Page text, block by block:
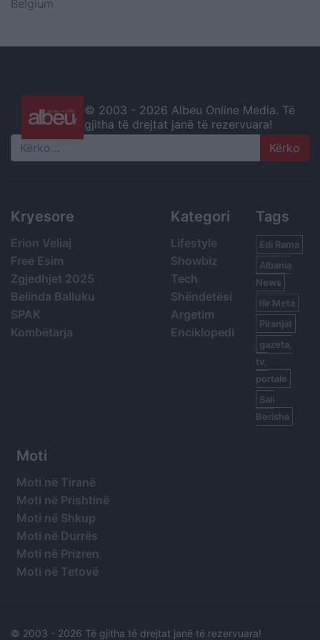
Belgium
© 2003 - 2026 Albeu Online Media. Të
gjitha të drejtat janë të rezervuara!
Search
Kryesore
Erion Veliaj
Free Esim
Zgjedhjet 2025
Belinda Balluku
SPAK
Kombëtarja
Kategori
Lifestyle
Showbiz
Tech
Shëndetësi
Argetim
Enciklopedi
Tags
Edi Rama
Albania
News
Ilir Meta
Piranjat
gazeta,
tv,
portale
Sali
Berisha
Moti
Moti në Tiranë
Moti në Prishtinë
Moti në Shkup
Moti në Durrës
Moti në Prizren
Moti në Tetovë
© 2003 - 2026 Të gjitha të drejtat janë të rezervuara!